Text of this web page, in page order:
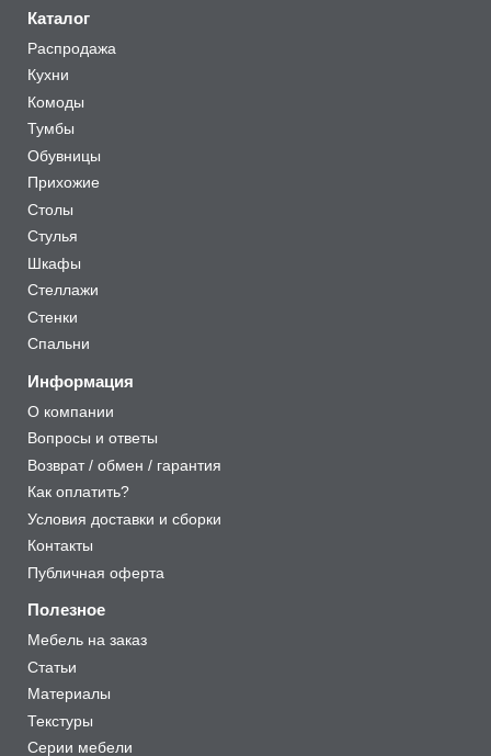
Каталог
Распродажа
Кухни
Комоды
Тумбы
Обувницы
Прихожие
Столы
Стулья
Шкафы
Стеллажи
Стенки
Спальни
Информация
О компании
Вопросы и ответы
Возврат / обмен / гарантия
Как оплатить?
Условия доставки и сборки
Контакты
Публичная оферта
Полезное
Мебель на заказ
Статьи
Материалы
Текстуры
Серии мебели